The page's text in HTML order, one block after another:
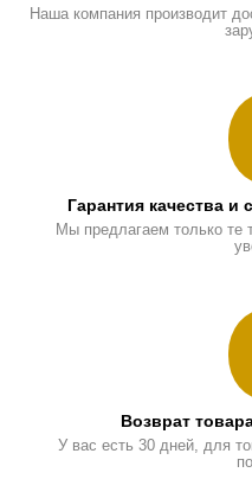
Наша компания производит
Гарантия качества
Мы предлагаем только те
Возврат
У вас есть 30 дней, для